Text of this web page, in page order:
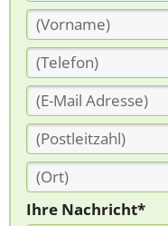
Ihre Nachricht*